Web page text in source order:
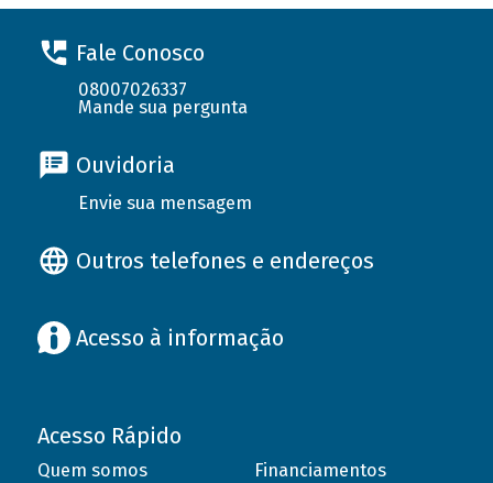
Fale Conosco
08007026337
Mande sua pergunta
Ouvidoria
Envie sua mensagem
Outros telefones e endereços
Acesso à informação
Acesso Rápido
Quem somos
Financiamentos